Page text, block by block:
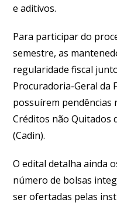
e aditivos.
Para participar do
semestre, as
regularidade fiscal
Procuradoria-Geral da
possuírem pendências
Créditos não Quitados
(Cadin).
O edital detalha ainda
número de bolsas
ser ofertadas pelas